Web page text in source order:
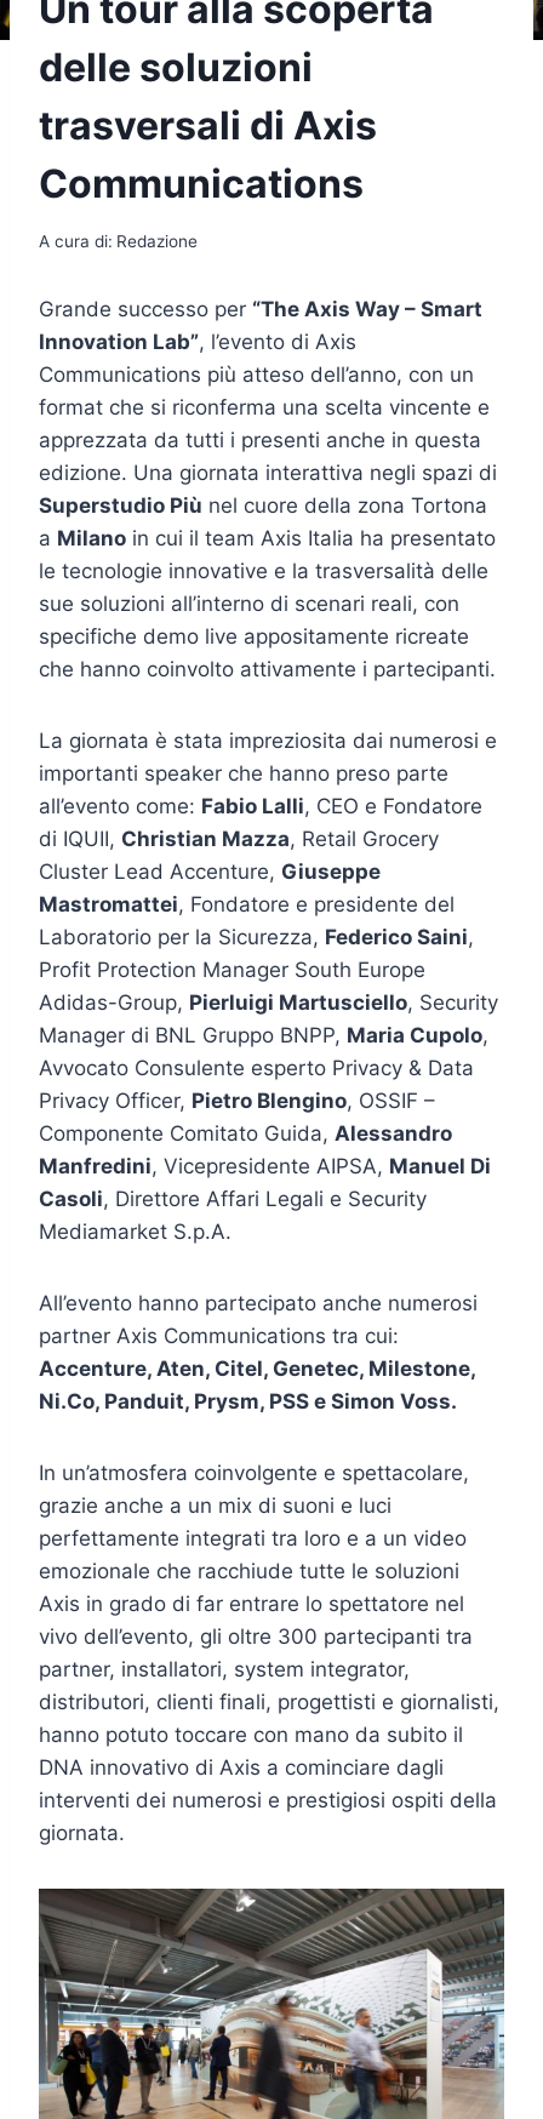
delle soluzioni
trasversali di Axis
Communications
A cura di: Redazione
Grande successo per “The Axis Way – Smart
Innovation Lab”, l’evento di Axis
Communications più atteso dell’anno, con un
format che si riconferma una scelta vincente e
apprezzata da tutti i presenti anche in questa
edizione. Una giornata interattiva negli spazi di
Superstudio Più nel cuore della zona Tortona
a Milano in cui il team Axis Italia ha presentato
le tecnologie innovative e la trasversalità delle
sue soluzioni all’interno di scenari reali, con
specifiche demo live appositamente ricreate
che hanno coinvolto attivamente i partecipanti.
La giornata è stata impreziosita dai numerosi e
importanti speaker che hanno preso parte
all’evento come: Fabio Lalli, CEO e Fondatore
di IQUII, Christian Mazza, Retail Grocery
Cluster Lead Accenture, Giuseppe
Mastromattei, Fondatore e presidente del
Laboratorio per la Sicurezza, Federico Saini,
Profit Protection Manager South Europe
Adidas-Group, Pierluigi Martusciello, Security
Manager di BNL Gruppo BNPP, Maria Cupolo,
Avvocato Consulente esperto Privacy & Data
Privacy Officer, Pietro Blengino, OSSIF –
Componente Comitato Guida, Alessandro
Manfredini, Vicepresidente AIPSA, Manuel Di
Casoli, Direttore Affari Legali e Security
Mediamarket S.p.A.
All’evento hanno partecipato anche numerosi
partner Axis Communications tra cui:
Accenture, Aten, Citel, Genetec, Milestone,
Ni.Co, Panduit, Prysm, PSS e Simon Voss.
In un’atmosfera coinvolgente e spettacolare,
grazie anche a un mix di suoni e luci
perfettamente integrati tra loro e a un video
emozionale che racchiude tutte le soluzioni
Axis in grado di far entrare lo spettatore nel
vivo dell’evento, gli oltre 300 partecipanti tra
partner, installatori, system integrator,
distributori, clienti finali, progettisti e giornalisti,
hanno potuto toccare con mano da subito il
DNA innovativo di Axis a cominciare dagli
interventi dei numerosi e prestigiosi ospiti della
giornata.